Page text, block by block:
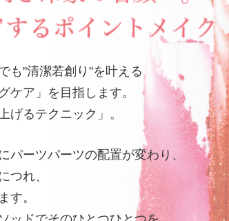
も"清潔若創り"を叶える
ケア」を目指します。
げるテクニック」。
パーツパーツの配置が変わり、
つれ、
す。